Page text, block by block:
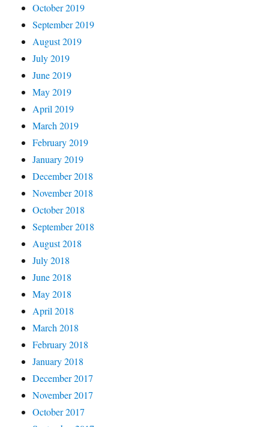
October 2019
September 2019
August 2019
July 2019
June 2019
May 2019
April 2019
March 2019
February 2019
January 2019
December 2018
November 2018
October 2018
September 2018
August 2018
July 2018
June 2018
May 2018
April 2018
March 2018
February 2018
January 2018
December 2017
November 2017
October 2017